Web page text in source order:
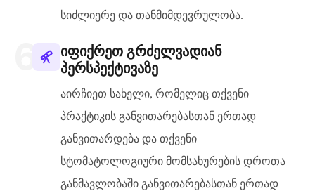
სიძლიერე და თანმიმდევრულობა.
იფიქრეთ გრძელვადიან
პერსპექტივაზე
აირჩიეთ სახელი, რომელიც თქვენი
პრაქტიკის განვითარებასთან ერთად
განვითარდება და თქვენი
სტომატოლოგიური მომსახურების დროთა
განმავლობაში განვითარებასთან ერთად